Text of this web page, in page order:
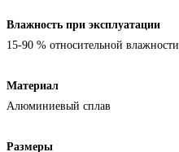
Влажность при эксплуатации
15-90 % относительной влажности
Материал
Алюминиевый сплав
Размеры